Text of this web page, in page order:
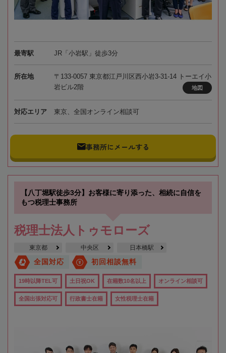
最寄駅 JR「小岩駅」徒歩3分
所在地
〒133-0057 東京都江戸川区西小岩3-31-14 トーエイ小
岩ビル2階
地図
対応エリア 東京、全国オンライン相談可
事務所にメールする
【八丁堀駅徒歩3分】お客様に寄り添った、相続に自信を
もつ税理士事務所
税理士法人トゥモローズ
東京都 中央区 日本橋駅
全国対応 初回相談無料
19時以降TEL可 土日祝OK 在籍数10名以上 オンライン相談可
全国出張対応可 行政書士在籍 女性税理士在籍